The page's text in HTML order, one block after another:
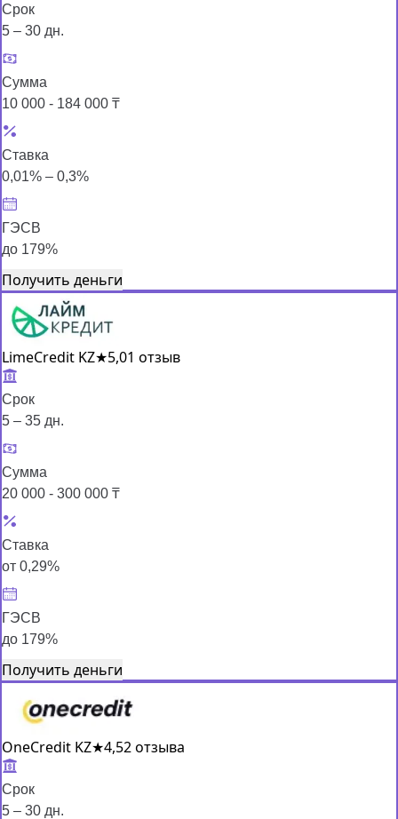
Срок
5 – 30 дн.
Сумма
10 000 - 184 000 ₸
Ставка
0,01% – 0,3%
ГЭСВ
до 179%
Получить деньги
LimeCredit KZ★5,01 отзыв
Срок
5 – 35 дн.
Сумма
20 000 - 300 000 ₸
Ставка
от 0,29%
ГЭСВ
до 179%
Получить деньги
OneCredit KZ★4,52 отзыва
Срок
5 – 30 дн.